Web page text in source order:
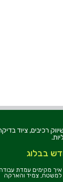
הינה מובילה ארצית בתחום
בבלוג
למשטח, צמיד והארקה